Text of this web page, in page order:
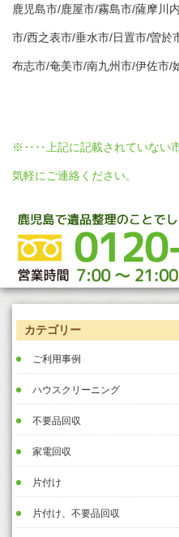
鹿児島市/鹿屋市/霧島市/薩摩川
市/西之表市/垂水市/日置市/曽於
布志市/奄美市/南九州市/伊佐市/
※‥‥上記に記載されていない
気軽にご連絡ください。
カテゴリー
ご利用事例
ハウスクリーニング
不要品回収
家電回収
片付け
片付け、不要品回収